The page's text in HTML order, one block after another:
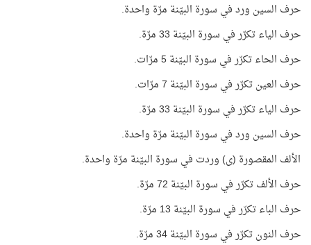
حرف السين ورد في سورة البيّنة مرّة واحدة.
حرف الياء تكرّر في سورة البيّنة 33 مرّة.
حرف الحاء تكرّر في سورة البيّنة 5 مرّات.
حرف العين تكرّر في سورة البيّنة 7 مرّات.
حرف الياء تكرّر في سورة البيّنة 33 مرّة.
حرف السين ورد في سورة البيّنة مرّة واحدة.
الألف المقصورة (ى) وردت في سورة البيّنة مرّة واحدة.
حرف الألف تكرّر في سورة البيّنة 72 مرّة.
حرف الباء تكرّر في سورة البيّنة 13 مرّة.
حرف النون تكرّر في سورة البيّنة 34 مرّة.